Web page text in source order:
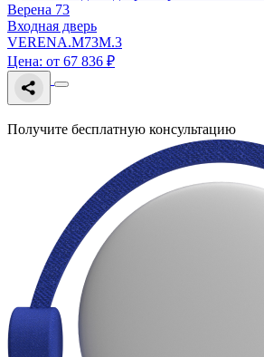
Верена 73
Входная дверь
VERENA.M73M.3
Цена: от 67 836 ₽
Получите бесплатную консультацию